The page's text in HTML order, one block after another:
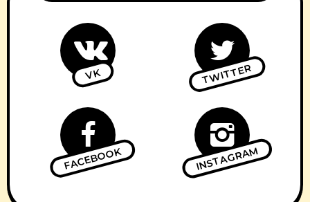
VK TWITTER
FACEBOOK INSTAGRAM